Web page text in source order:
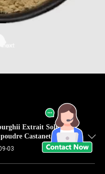
Extrait Soluble
Castanet Rose en
03